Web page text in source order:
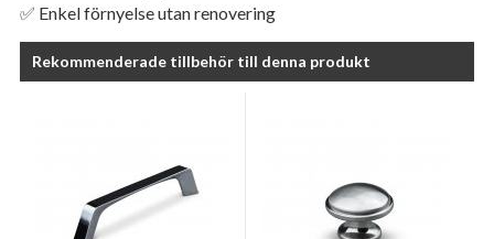
✅ Enkel förnyelse utan renovering
Rekommenderade tillbehör till denna produkt